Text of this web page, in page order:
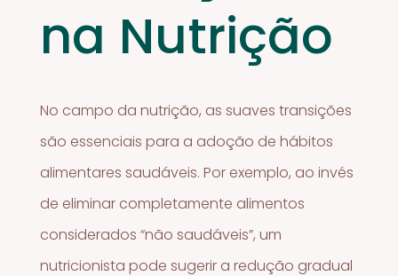
na Nutrição
No campo da nutrição, as suaves transições
são essenciais para a adoção de hábitos
alimentares saudáveis. Por exemplo, ao invés
de eliminar completamente alimentos
considerados “não saudáveis”, um
nutricionista pode sugerir a redução gradual